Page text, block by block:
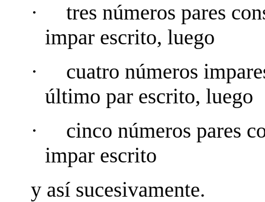
·
tres números pares
impar escrito, luego
·
cuatro números
último par escrito, luego
·
cinco números pares
impar escrito
y así sucesivamente.